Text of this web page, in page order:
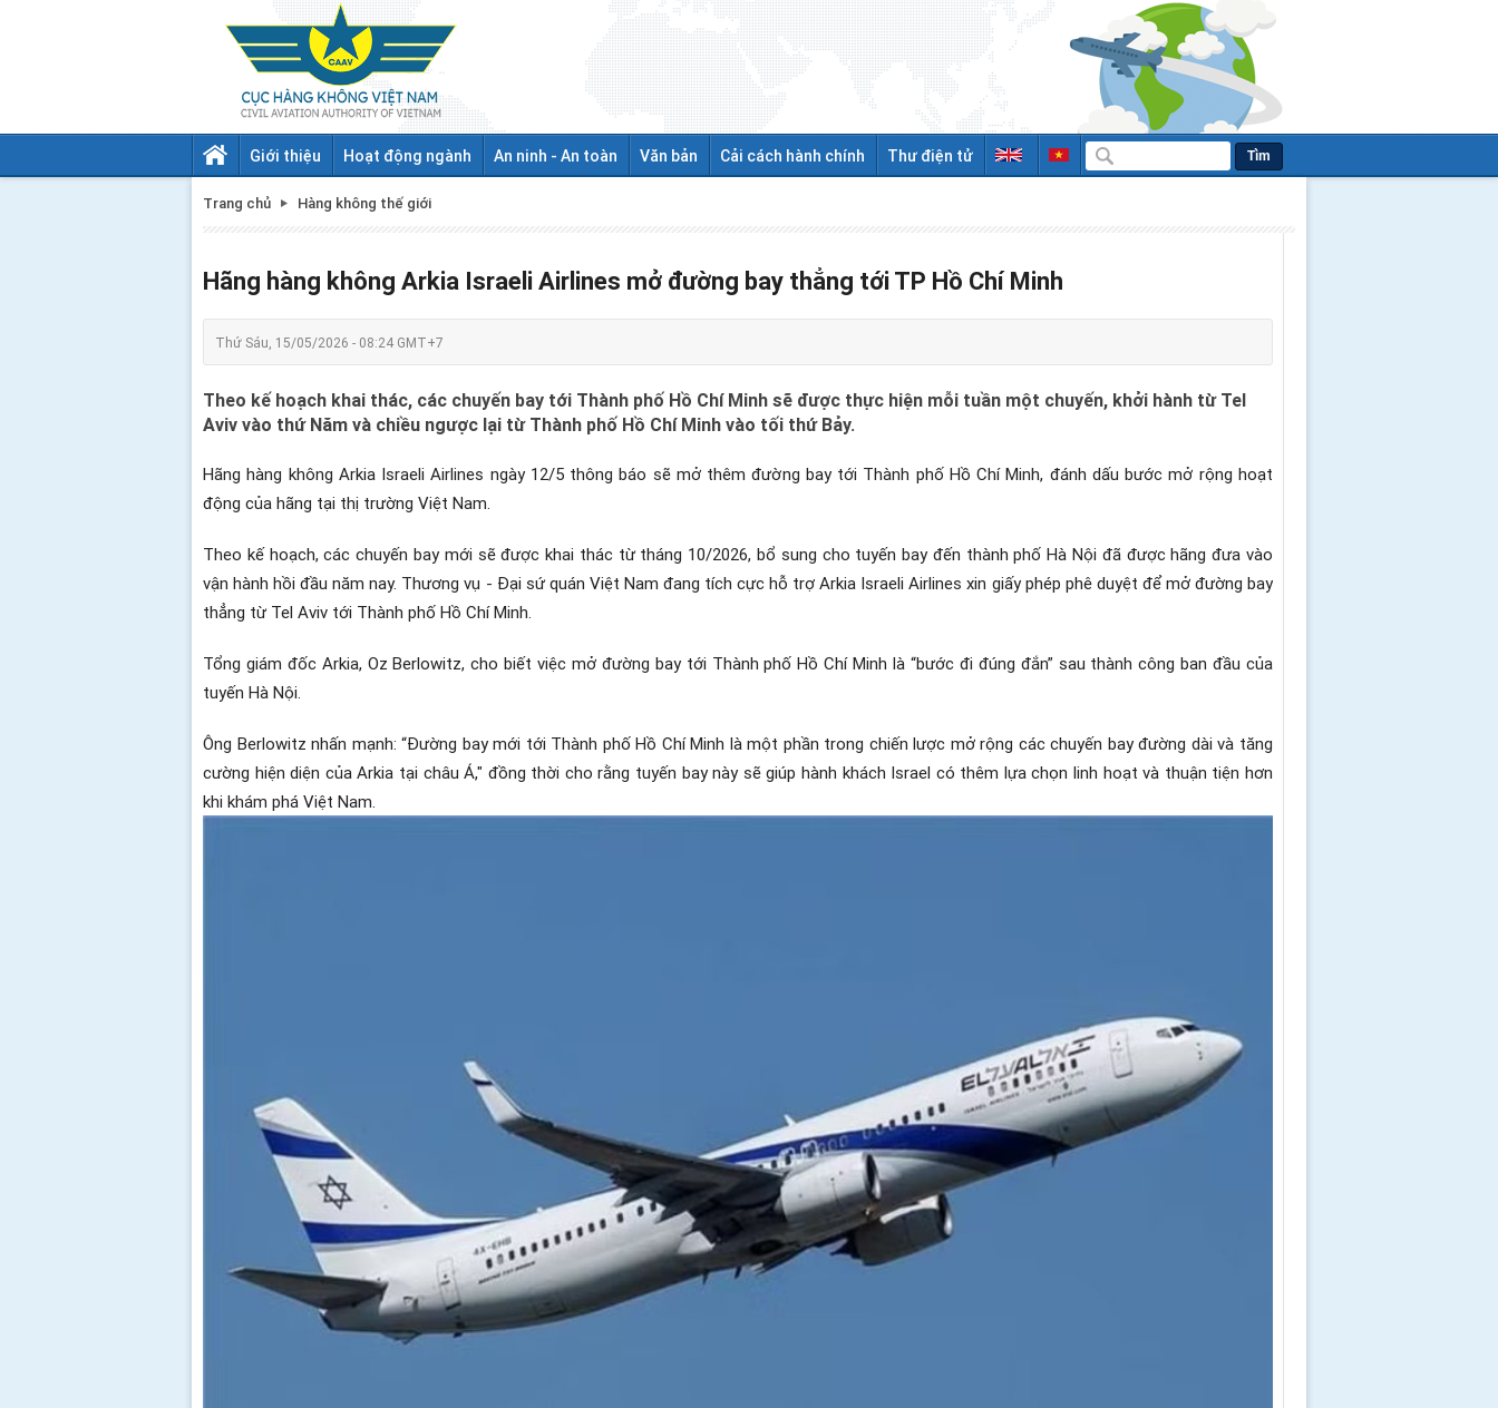
Giới thiệu Hoạt động ngành An ninh - An toàn Văn bản Cải cách hành chính Thư điện tử Tìm
Trang chủ Hàng không thế giới
Hãng hàng không Arkia Israeli Airlines mở đường bay thẳng tới TP Hồ Chí Minh
Thứ Sáu, 15/05/2026 - 08:24 GMT+7
Theo kế hoạch khai thác, các chuyến bay tới Thành phố Hồ Chí Minh sẽ được thực hiện mỗi tuần một chuyến, khởi hành từ Tel
Aviv vào thứ Năm và chiều ngược lại từ Thành phố Hồ Chí Minh vào tối thứ Bảy.
Hãng hàng không Arkia Israeli Airlines ngày 12/5 thông báo sẽ mở thêm đường bay tới Thành phố Hồ Chí Minh, đánh dấu bước mở rộng hoạt
động của hãng tại thị trường Việt Nam.
Theo kế hoạch, các chuyến bay mới sẽ được khai thác từ tháng 10/2026, bổ sung cho tuyến bay đến thành phố Hà Nội đã được hãng đưa vào
vận hành hồi đầu năm nay. Thương vụ - Đại sứ quán Việt Nam đang tích cực hỗ trợ Arkia Israeli Airlines xin giấy phép phê duyệt để mở đường bay
thẳng từ Tel Aviv tới Thành phố Hồ Chí Minh.
Tổng giám đốc Arkia, Oz Berlowitz, cho biết việc mở đường bay tới Thành phố Hồ Chí Minh là “bước đi đúng đắn” sau thành công ban đầu của
tuyến Hà Nội.
Ông Berlowitz nhấn mạnh: “Đường bay mới tới Thành phố Hồ Chí Minh là một phần trong chiến lược mở rộng các chuyến bay đường dài và tăng
cường hiện diện của Arkia tại châu Á," đồng thời cho rằng tuyến bay này sẽ giúp hành khách Israel có thêm lựa chọn linh hoạt và thuận tiện hơn
khi khám phá Việt Nam.